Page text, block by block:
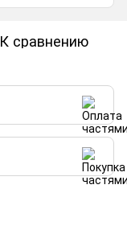
К сравнению